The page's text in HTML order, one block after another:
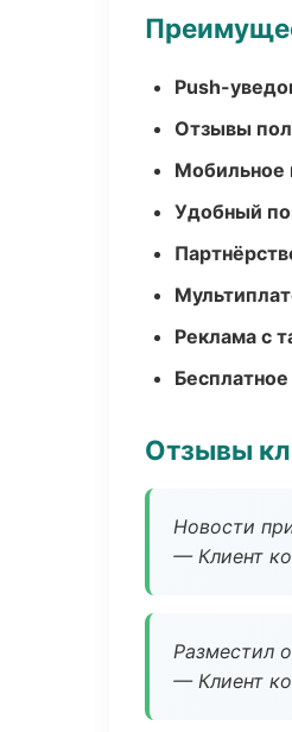
Push-
Отзывы
Мобильное
Удобный
Реклама с
Отзывы
Новости
— Клиент
Разместил
— Клиент